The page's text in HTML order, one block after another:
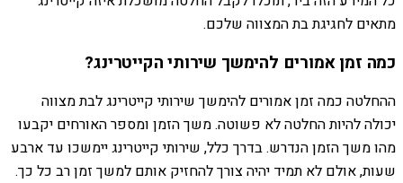
מתאים לחגיגת בת המצווה שלכם.
כמה זמן אמורים להימשך שירותי הקייטרינג?
ההחלטה כמה זמן אמורים להימשך שירותי קייטרינג לבת מצווה
יכולה להיות החלטה לא פשוטה. משך הזמן ומספר האורחים יקבעו
מהו משך הזמן הנדרש. בדרך כלל, שירותי קייטרינג יימשכו עד ארבע
שעות, אולם לא תמיד יהיה צורך להחזיק אותם למשך זמן רב כל כך.